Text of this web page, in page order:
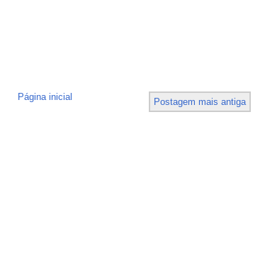
Postagem mais antiga
Página inicial